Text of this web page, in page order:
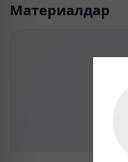
Материалдар